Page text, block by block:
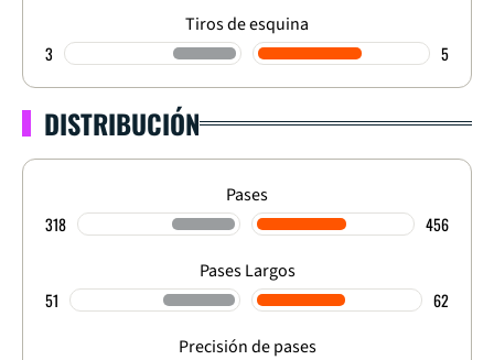
Tiros de esquina
3 5
DISTRIBUCIÓN
Pases
318 456
Pases Largos
51 62
Precisión de pases